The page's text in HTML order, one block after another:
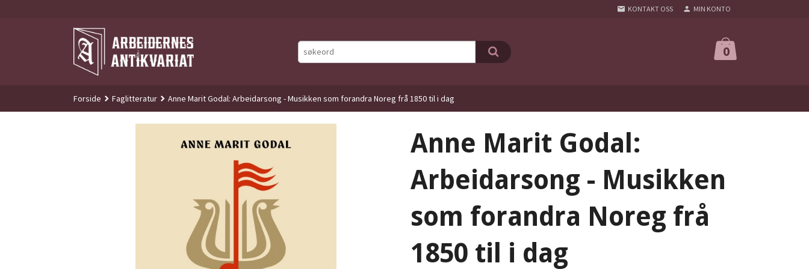
KONTAKT OSS MIN KONTO
0
Forside Faglitteratur Anne Marit Godal: Arbeidarsong - Musikken som forandra Noreg frå 1850 til i dag
Anne Marit Godal:
Arbeidarsong - Musikken
som forandra Noreg frå
1850 til i dag